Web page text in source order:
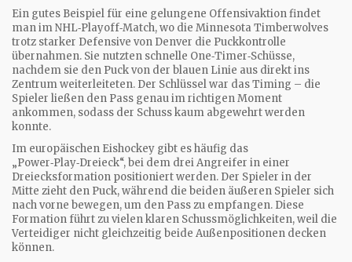
Ein gutes Beispiel für eine gelungene Offensivaktion findet
man im NHL‑Playoff‑Match, wo die Minnesota Timberwolves
trotz starker Defensive von Denver die Puckkontrolle
übernahmen. Sie nutzten schnelle One‑Timer‑Schüsse,
nachdem sie den Puck von der blauen Linie aus direkt ins
Zentrum weiterleiteten. Der Schlüssel war das Timing – die
Spieler ließen den Pass genau im richtigen Moment
ankommen, sodass der Schuss kaum abgewehrt werden
konnte.
Im europäischen Eishockey gibt es häufig das
„Power‑Play‑Dreieck“, bei dem drei Angreifer in einer
Dreiecksformation positioniert werden. Der Spieler in der
Mitte zieht den Puck, während die beiden äußeren Spieler sich
nach vorne bewegen, um den Pass zu empfangen. Diese
Formation führt zu vielen klaren Schussmöglichkeiten, weil die
Verteidiger nicht gleichzeitig beide Außenpositionen decken
können.